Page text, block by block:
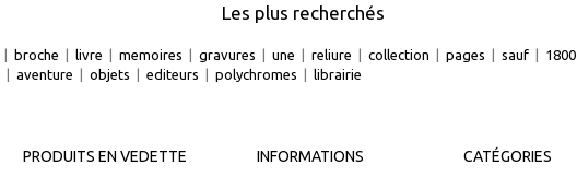
Les plus recherchés
| broche | livre | memoires | gravures | une | reliure | collection | pages | sauf | 1800
| aventure | objets | editeurs | polychromes | librairie
PRODUITS EN VEDETTE INFORMATIONS CATÉGORIES